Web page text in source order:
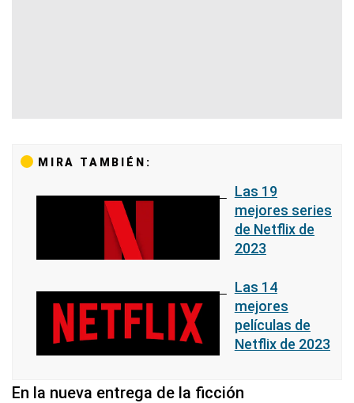
MIRA TAMBIÉN:
Las 19
mejores series
de Netflix de
2023
Las 14
mejores
películas de
Netflix de 2023
En la nueva entrega de la ficción